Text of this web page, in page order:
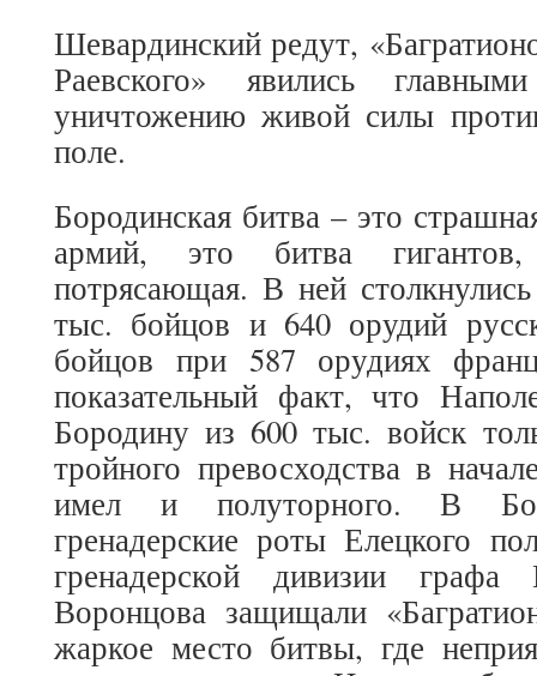
Шевардинский редут,
Раевского» явились
уничтожению живой силы
поле.
Бородинская битва – это
армий, это битва гигантов,
потрясающая. В ней
тыс. бойцов и 640 орудий
бойцов при 587 орудиях
показательный факт, что
Бородину из 600 тыс. войск
тройного превосходства в
имел и полуторного. В
гренадерские роты Елецкого
гренадерской дивизии графа
Воронцова защищали
жаркое место битвы, где